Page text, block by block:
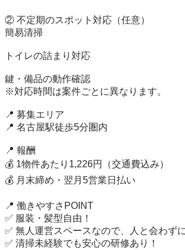
② 不定期のスポット対応（任意）
簡易清掃
トイレの詰まり対応
鍵・備品の動作確認
※対応時間は案件ごとに異なります。
📍 募集エリア
📍 名古屋駅徒歩5分圏内
📍 報酬
💰 1物件あたり1,226円（交通費込み）
💰 月末締め・翌月5営業日払い
📍 働きやすさPOINT
✅ 服装・髪型自由！
✅ 無人運営スペースなので、人と会わず
✅ 清掃未経験でも安心の研修あり！